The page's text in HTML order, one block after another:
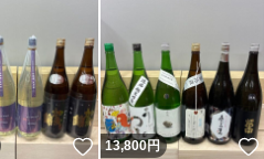
いいね！
13,800円